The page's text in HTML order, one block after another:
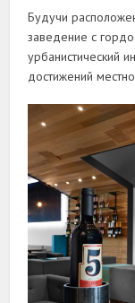
Будучи
заведение с
урбанистический
достижений